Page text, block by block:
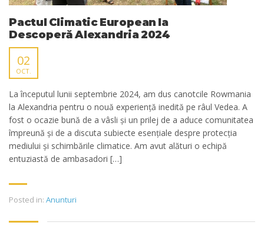
Pactul Climatic European la
Descoperă Alexandria 2024
02
OCT.
La începutul lunii septembrie 2024, am dus canotcile Rowmania
la Alexandria pentru o nouă experiență inedită pe râul Vedea. A
fost o ocazie bună de a vâsli și un prilej de a aduce comunitatea
împreună și de a discuta subiecte esențiale despre protecția
mediului și schimbările climatice. Am avut alături o echipă
entuziastă de ambasadori […]
Posted in: Anunturi